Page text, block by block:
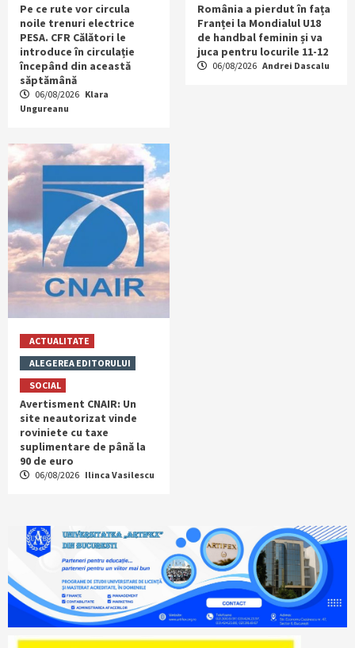
Pe ce rute vor circula
noile trenuri electrice
PESA. CFR Călători le
introduce în circulație
începând din această
săptămână
06/08/2026 Klara
Ungureanu
România a pierdut în fața
Franței la Mondialul U18
de handbal feminin și va
juca pentru locurile 11-12
06/08/2026 Andrei Dascalu
ACTUALITATE
ALEGEREA EDITORULUI
SOCIAL
Avertisment CNAIR: Un
site neautorizat vinde
roviniete cu taxe
suplimentare de până la
90 de euro
06/08/2026 Ilinca Vasilescu